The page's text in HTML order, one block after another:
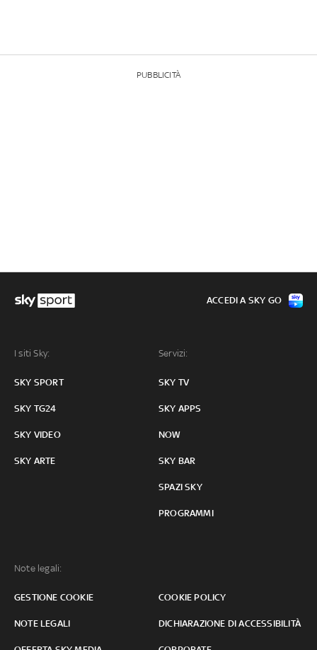
PUBBLICITÀ
I siti Sky:
SKY SPORT
SKY TG24
SKY VIDEO
SKY ARTE
Servizi:
SKY TV
SKY APPS
NOW
SKY BAR
SPAZI SKY
PROGRAMMI
Note legali:
GESTIONE COOKIE COOKIE POLICY
NOTE LEGALI DICHIARAZIONE DI ACCESSIBILITÀ
ACCEDI A SKY GO